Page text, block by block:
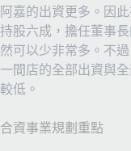
阿嘉的出資更多。因
持股六成，擔任董事
然可以少非常多。不
一間店的全部出資與
較低。
合資事業規劃重點